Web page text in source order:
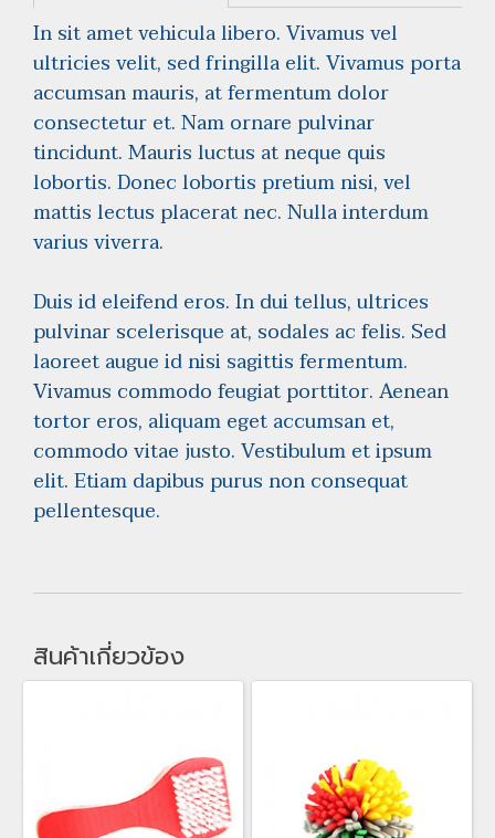
In sit amet vehicula libero. Vivamus vel
ultricies velit, sed fringilla elit. Vivamus porta
accumsan mauris, at fermentum dolor
consectetur et. Nam ornare pulvinar
tincidunt. Mauris luctus at neque quis
lobortis. Donec lobortis pretium nisi, vel
mattis lectus placerat nec. Nulla interdum
varius viverra.
Duis id eleifend eros. In dui tellus, ultrices
pulvinar scelerisque at, sodales ac felis. Sed
laoreet augue id nisi sagittis fermentum.
Vivamus commodo feugiat porttitor. Aenean
tortor eros, aliquam eget accumsan et,
commodo vitae justo. Vestibulum et ipsum
elit. Etiam dapibus purus non consequat
pellentesque.
สินค้าเกี่ยวข้อง